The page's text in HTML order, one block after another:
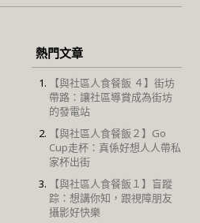
熱門文章
【與社區人食餐飯 ４】街坊
帶路：讓社區導賞成為街坊
的發電站
【與社區人食餐飯２】Go
Cup走杯：真係好想人人帶私
家杯出街
【與社區人食餐飯１】盲蹤
踪：想講你知，跟視障朋友
攝影好快樂